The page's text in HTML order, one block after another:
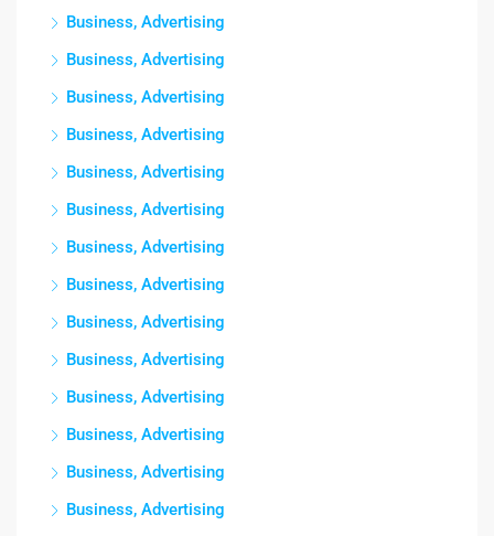
Business, Advertising
Business, Advertising
Business, Advertising
Business, Advertising
Business, Advertising
Business, Advertising
Business, Advertising
Business, Advertising
Business, Advertising
Business, Advertising
Business, Advertising
Business, Advertising
Business, Advertising
Business, Advertising